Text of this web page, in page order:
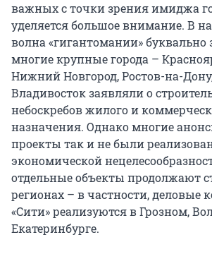
важных с точки зрения имиджа
уделяется большое внимание. В
волна «гигантомании» буквально
многие крупные города –
Нижний Новгород, Ростов-на-
Владивосток заявляли о
небоскребов жилого и
назначения. Однако многие
проекты так и не были
экономической
отдельные объекты продолжают
регионах – в частности, деловые
«Сити» реализуются в Грозном,
Екатеринбурге.